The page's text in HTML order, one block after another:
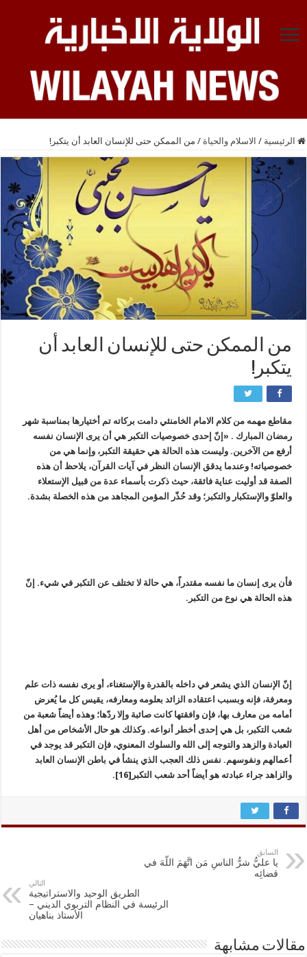
الرئيسية / الاسلام والحياة / من الممكن حتى للإنسان العابد أن يتكبر!
من الممكن حتى للإنسان العابد أن
يتكبر!
مقاطع مهمه من كلام الامام الخامنئي دامت بركاته تم أختيارها بمناسبة شهر
رمضان المبارك . «إنّ إحدى خصوصيات التكبر هي أن يرى الإنسان نفسه
أرفع من الآخرين. وليست هذه الحالة هي حقيقة التكبر، وإنما هي من
خصوصياته! وعندما يدقق الإنسان النظر في آيات القرآن، يلاحظ أن هذه
الصفة قد أوليت عناية فائقة، حيث ذكرت بأسماء عدة من قبيل الإستعلاء
والعلوّ والإستكبار والتكبر؛ وقد حُذّر المؤمن المجاهد من هذه الخصلة بشدة.
فأن يرى إنسان ما نفسه مقتدراً، هي حالة لا تختلف عن التكبر في شيء. إنّ
هذه الحالة هي نوع من التكبر.
إنّ الإنسان الذي يشعر في داخله بالقدرة والإستغناء، أو يرى نفسه ذات علم
ومعرفة، فإنه وبسبب اعتقاده الزائد بعلومه ومعارفه، يقيس كل ما يُعرض
أمامه من معارف بها، فإن وافقتها كانت صائبة وإلا ردّها؛ وهذه أيضاً شعبة من
شعب التكبر، بل هي إحدى أخطر أنواعه. وكذلك هو حال الأشخاص من أهل
العبادة والزهد والتوجه إلى الله والسلوك المعنوي، فإن التكبر قد يوجد في
أعمالهم ونفوسهم. نفس ذلك العجب الذي ينشأ في باطن الإنسان العابد
والزاهد جراء عبادته هو أيضاً أحد شعب التكبر[16].
السابق
يا عليُّ شرُّ الناسِ مَن اتَّهَمَ اللّهَ في
قضائِه
التالي
الطريق الوحيد والاستراتيجية
الرئيسة في النظام التربوي الديني –
الأستاذ بناهيان
مقالات مشابهة